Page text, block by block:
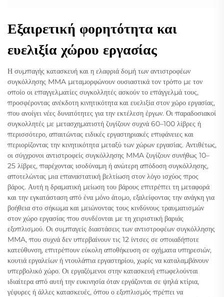
Εξαιρετική φορητότητα και
ευελιξία χώρου εργασίας
Η συμπαγής κατασκευή και η ελαφριά δομή των αντιστροφέων
συγκόλλησης MMA μεταμορφώνουν ουσιαστικά τον τρόπο με τον
οποίο οι επαγγελματίες συγκολλητές ασκούν το επάγγελμά τους,
προσφέροντας ανέκδοτη κινητικότητα και ευελιξία στον χώρο εργασίας,
που ανοίγει νέες δυνατότητες για την εκτέλεση έργων. Οι παραδοσιακοί
συγκολλητές με μετασχηματιστή ζυγίζουν συχνά 60–100 λίβρες ή
περισσότερο, απαιτώντας ειδικές εργαστηριακές επιφάνειες και
περιορίζοντας την κινητικότητα μεταξύ των χώρων εργασίας. Αντιθέτως,
οι σύγχρονοι αντιστροφείς συγκόλλησης MMA ζυγίζουν συνήθως 10–
25 λίβρες, παρέχοντας ισοδύναμη ή ανώτερη απόδοση συγκόλλησης,
αποτελώντας μια επαναστατική βελτίωση στον λόγο ισχύος προς
βάρος. Αυτή η δραματική μείωση του βάρους επιτρέπει τη μεταφορά
και την εγκατάσταση από ένα μόνο άτομο, εξαλείφοντας την ανάγκη για
βοήθεια στο σήκωμα και μειώνοντας τους κινδύνους τραυματισμών
στον χώρο εργασίας που συνδέονται με τη χειριστική βαριάς
εξοπλισμού. Οι συμπαγείς διαστάσεις των αντιστροφέων συγκόλλησης
MMA, που συχνά δεν υπερβαίνουν τις 12 ίντσες σε οποιαδήποτε
κατεύθυνση, επιτρέπουν εύκολη αποθήκευση σε οχήματα υπηρεσιών,
κουτιά εργαλείων ή ντουλάπια εργαστηρίου, χωρίς να καταλαμβάνουν
υπερβολικό χώρο. Οι εργαζόμενοι στην κατασκευή επωφελούνται
ιδιαίτερα από αυτή την ευκινησία όταν εργάζονται σε ψηλά κτίρια,
γέφυρες ή άλλες κατασκευές, όπου ο εξοπλισμός πρέπει να